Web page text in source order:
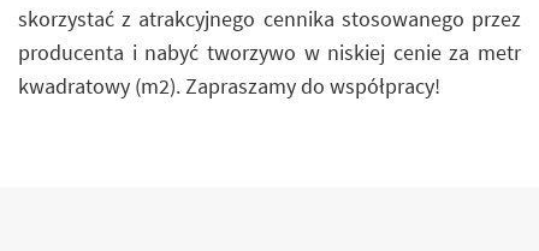
skorzystać z atrakcyjnego cennika stosowanego przez
producenta i nabyć tworzywo w niskiej cenie za metr
kwadratowy (m2). Zapraszamy do współpracy!